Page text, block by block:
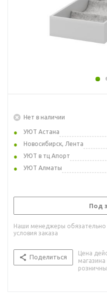
Нет в наличии
УЮТ Астана
Новосибирск, Лента
УЮТ в тц Апорт
УЮТ Алматы
Под
Наши менеджеры обязательно
условия заказа
Поделиться
Цена